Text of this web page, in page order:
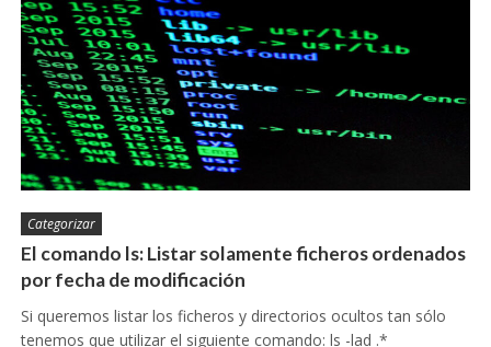
Categorizar
El comando ls: Listar solamente ficheros ordenados
por fecha de modificación
Si queremos listar los ficheros y directorios ocultos tan sólo
tenemos que utilizar el siguiente comando: ls -lad .*